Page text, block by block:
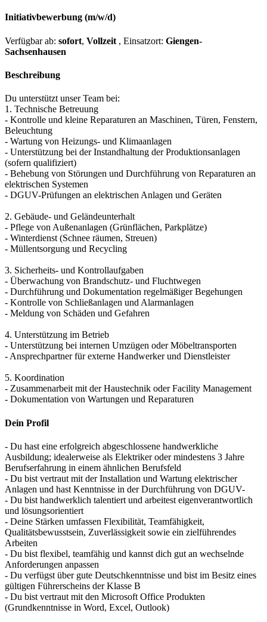
Initiativbewerbung (m/w/d)
Verfügbar ab: sofort, Vollzeit , Einsatzort: Giengen-
Sachsenhausen
Beschreibung
Du unterstützt unser Team bei:
1. Technische Betreuung
- Kontrolle und kleine Reparaturen an Maschinen, Türen, Fenstern,
Beleuchtung
- Wartung von Heizungs- und Klimaanlagen
- Unterstützung bei der Instandhaltung der Produktionsanlagen
(sofern qualifiziert)
- Behebung von Störungen und Durchführung von Reparaturen an
elektrischen Systemen
- DGUV-Prüfungen an elektrischen Anlagen und Geräten
2. Gebäude- und Geländeunterhalt
- Pflege von Außenanlagen (Grünflächen, Parkplätze)
- Winterdienst (Schnee räumen, Streuen)
- Müllentsorgung und Recycling
3. Sicherheits- und Kontrollaufgaben
- Überwachung von Brandschutz- und Fluchtwegen
- Durchführung und Dokumentation regelmäßiger Begehungen
- Kontrolle von Schließanlagen und Alarmanlagen
- Meldung von Schäden und Gefahren
4. Unterstützung im Betrieb
- Unterstützung bei internen Umzügen oder Möbeltransporten
- Ansprechpartner für externe Handwerker und Dienstleister
5. Koordination
- Zusammenarbeit mit der Haustechnik oder Facility Management
- Dokumentation von Wartungen und Reparaturen
Dein Profil
- Du hast eine erfolgreich abgeschlossene handwerkliche
Ausbildung; idealerweise als Elektriker oder mindestens 3 Jahre
Berufserfahrung in einem ähnlichen Berufsfeld
- Du bist vertraut mit der Installation und Wartung elektrischer
Anlagen und hast Kenntnisse in der Durchführung von DGUV-
- Du bist handwerklich talentiert und arbeitest eigenverantwortlich
und lösungsorientiert
- Deine Stärken umfassen Flexibilität, Teamfähigkeit,
Qualitätsbewusstsein, Zuverlässigkeit sowie ein zielführendes
Arbeiten
- Du bist flexibel, teamfähig und kannst dich gut an wechselnde
Anforderungen anpassen
- Du verfügst über gute Deutschkenntnisse und bist im Besitz eines
gültigen Führerscheins der Klasse B
- Du bist vertraut mit den Microsoft Office Produkten
(Grundkenntnisse in Word, Excel, Outlook)